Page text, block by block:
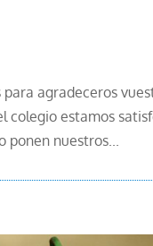
agradeceros
colegio estamos
nuestros...